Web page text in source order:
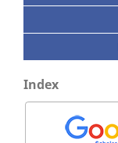
Index